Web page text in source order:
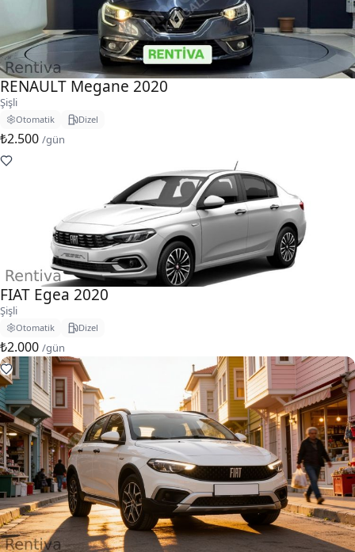
RENAULT Megane 2020
Şişli
Otomatik Dizel
₺2.500 /gün
FIAT Egea 2020
Şişli
Otomatik Dizel
₺2.000 /gün